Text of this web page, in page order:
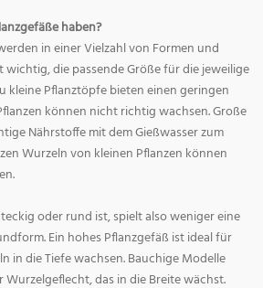
haben?
in einer Vielzahl von Formen und
wichtig, die passende Größe für die jeweilige
kleine Pflanztöpfe bieten einen geringen
können nicht richtig wachsen. Große
Nährstoffe mit dem Gießwasser zum
Wurzeln von kleinen Pflanzen können
oder rund ist, spielt also weniger eine
Ein hohes Pflanzgefäß ist ideal für
in die Tiefe wachsen. Bauchige Modelle
das in die Breite wächst.